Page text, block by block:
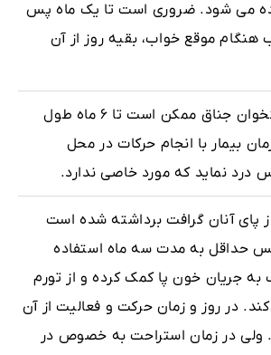
می شود. ضروری است تا یک ماه پس
هنگام موقع خواب، بقیه روز از آن
ترمیم کامل استخوان جناق ممکن است تا ۶ ماه طول
بیمار با انجام حرکات در محل
درد نماید که مورد خاصی ندارد.
پای آنان گرافت برداشته شده است
حداقل به مدت سه ماه استفاده
به جریان خون پا کمک کرده و از تورم
در روز و زمان حرکت و فعالیت از آن
ولی در زمان استراحت به خصوص در